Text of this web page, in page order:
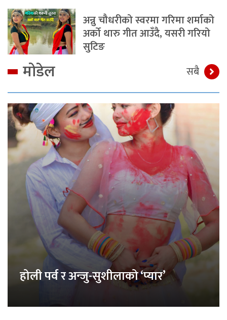
अन्नु चौधरीको स्वरमा गरिमा शर्माको
अर्को थारु गीत आउँदै, यसरी गरियो
सुटिङ
मोडेल सबै
होली पर्व र अन्जु-सुशीलाको ‘प्यार’